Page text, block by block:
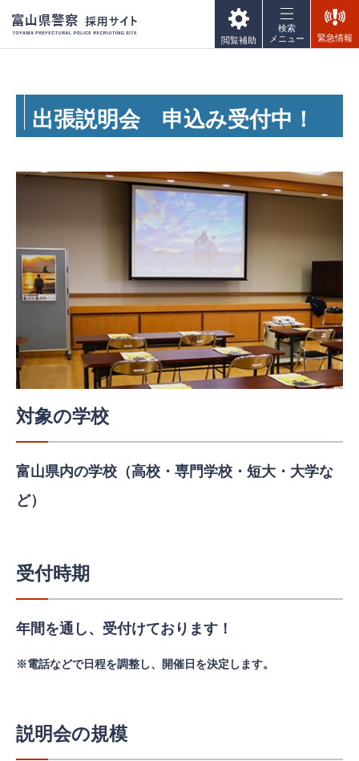
富山県警察 採用サイト
TOYAMA
PREFECTURAL POLICE
閲覧補助
検索
メニュー
緊急情報
出張説明会 申込み受付中！
対象の学校
富山県内の学校（高校・専門学校・短大・大学な
ど）
受付時期
年間を通し、受付けております！
※電話などで日程を調整し、開催日を決定します。
説明会の規模